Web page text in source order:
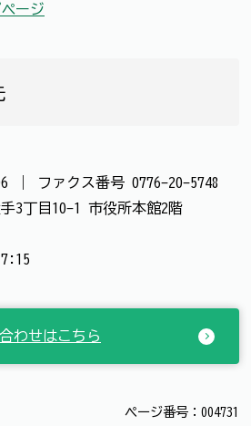
ージ
ファクス番号 0776-20-5748
3丁目10-1 市役所本館2階
わせはこちら
ページ番号：004731